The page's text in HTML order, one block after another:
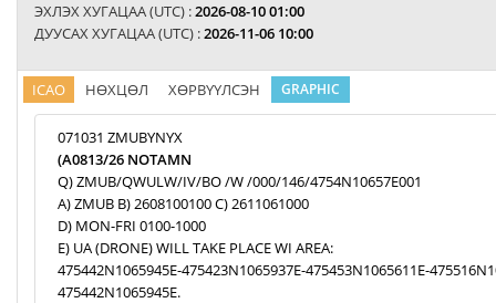
ЭХЛЭХ ХУГАЦАА (UTC) :2026-08-10 01:00
ДУУСАХ ХУГАЦАА (UTC) :2026-11-06 10:00
ICAO НӨХЦӨЛ ХӨРВҮҮЛСЭН GRAPHIC
071031 ZMUBYNYX
(A0813/26 NOTAMN
Q) ZMUB/QWULW/IV/BO /W /000/146/4754N10657E001
A) ZMUB B) 2608100100 C) 2611061000
D) MON-FRI 0100-1000
E) UA (DRONE) WILL TAKE PLACE WI AREA:
475442N1065945E-475423N1065937E-475453N1065611E-
475442N1065945E.